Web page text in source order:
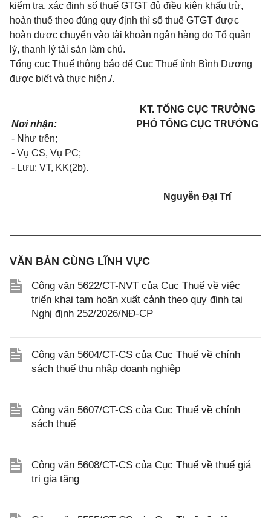
kiểm tra, xác định số thuế GTGT đủ điều kiện khấu trừ,
hoàn thuế theo đúng quy định thì số thuế GTGT được
hoàn được chuyển vào tài khoản ngân hàng do Tổ quản
lý, thanh lý tài sản làm chủ.
Tổng cục Thuế thông báo để Cục Thuế tỉnh Bình Dương
được biết và thực hiện./.
Nơi nhận:
- Như trên;
- Vụ CS, Vụ PC;
- Lưu: VT, KK(2b).
KT. TỔNG CỤC TRƯỞNG
PHÓ TỔNG CỤC TRƯỞNG
Nguyễn Đại Trí
VĂN BẢN CÙNG LĨNH VỰC
Công văn 5622/CT-NVT của Cục Thuế về việc
triển khai tạm hoãn xuất cảnh theo quy định tại
Nghị định 252/2026/NĐ-CP
Công văn 5604/CT-CS của Cục Thuế về chính
sách thuế thu nhập doanh nghiệp
Công văn 5607/CT-CS của Cục Thuế về chính
sách thuế
Công văn 5608/CT-CS của Cục Thuế về thuế giá
trị gia tăng